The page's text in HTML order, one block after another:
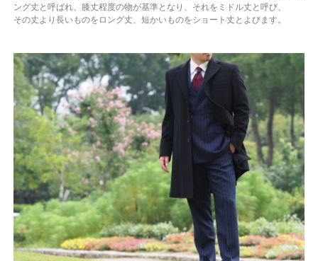
ング丈と呼ばれ、膝丈程度の物が基準となり、それをミドル丈と呼び、
その丈より長いものをロング丈、短かいものをショート丈とよびます。